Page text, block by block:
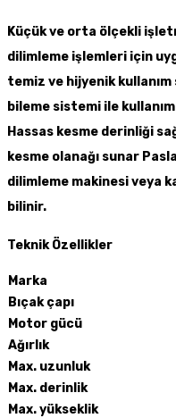
Küçük ve orta ölçekli
dilimleme işlemleri için
temiz ve hijyenik
bileme sistemi ile
Hassas kesme derinliği
kesme olanağı sunar
dilimleme makinesi veya
bilinir.
Teknik Özellikler
Marka
Bıçak çapı
Motor gücü
Ağırlık
Max. uzunluk
Max. derinlik
Max. yükseklik